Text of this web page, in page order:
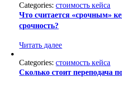
Categories:стоимость кейса
Что считается «срочным»
срочность?
Читать далее
Categories:стоимость кейса
Сколько стоит переподача